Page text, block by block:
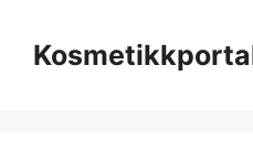
innhold